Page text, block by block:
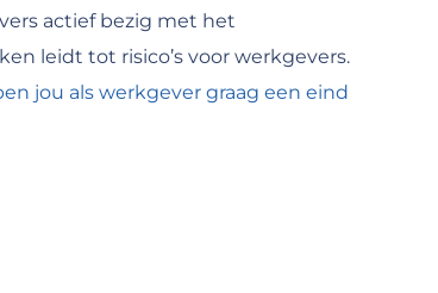
actief bezig met het
leidt tot risico’s voor werkgevers.
jou als werkgever graag een eind